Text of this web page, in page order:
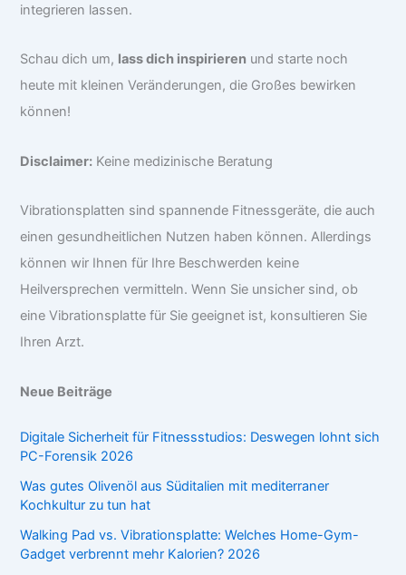
integrieren lassen.
Schau dich um, lass dich inspirieren und starte noch
heute mit kleinen Veränderungen, die Großes bewirken
können!
Disclaimer: Keine medizinische Beratung
Vibrationsplatten sind spannende Fitnessgeräte, die auch
einen gesundheitlichen Nutzen haben können. Allerdings
können wir Ihnen für Ihre Beschwerden keine
Heilversprechen vermitteln. Wenn Sie unsicher sind, ob
eine Vibrationsplatte für Sie geeignet ist, konsultieren Sie
Ihren Arzt.
Neue Beiträge
Digitale Sicherheit für Fitnessstudios: Deswegen lohnt sich
PC-Forensik 2026
Was gutes Olivenöl aus Süditalien mit mediterraner
Kochkultur zu tun hat
Walking Pad vs. Vibrationsplatte: Welches Home-Gym-
Gadget verbrennt mehr Kalorien? 2026